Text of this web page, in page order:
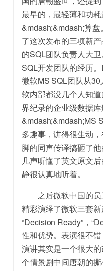
最早的，最轻薄和功
&mdash;&mdash;算盘
了这次发布的三项新
的SQL团队负责人大
SQL开发团队的经历
微软MS SQL团队从
软内部都没几个人知
界纪录的企业级数据
&mdash;&mdash;MS
多趣事，讲得很生动
脚的同声传译搞砸了
几声听懂了英文原文
静很认真地听着。
之后微软中国的员
精彩演绎了微软三套新
“Decision Ready”，
性和优势。表演很不
演讲其实是一个很大
个情景剧中间唐朝的